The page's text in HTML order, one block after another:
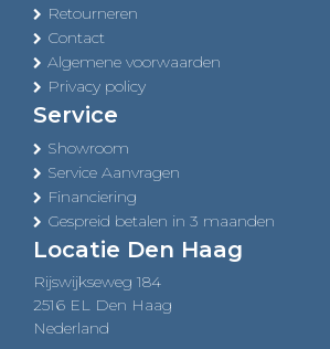
Retourneren
Contact
Algemene voorwaarden
Privacy policy
Service
Showroom
Service Aanvragen
Financiering
Gespreid betalen in 3 maanden
Locatie Den Haag
Rijswijkseweg 184
2516 EL Den Haag
Nederland